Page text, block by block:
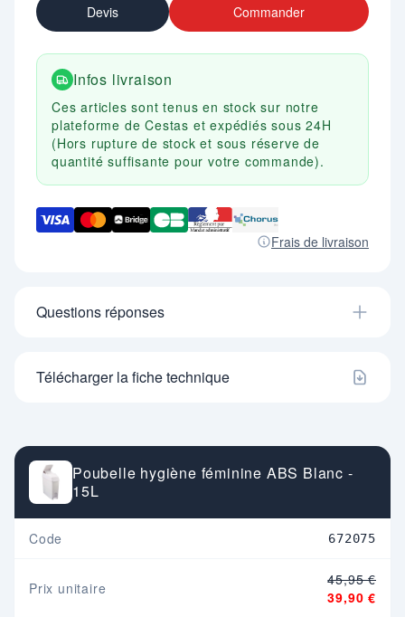
Devis Commander
Infos livraison
Ces articles sont tenus en stock sur notre
plateforme de Cestas et expédiés sous 24H
(Hors rupture de stock et sous réserve de
quantité suffisante pour votre commande).
Frais de livraison
Questions réponses
Télécharger la fiche technique
Poubelle hygiène féminine ABS Blanc -
15L
Code 672075
Prix unitaire 39,90 €
45,95 €